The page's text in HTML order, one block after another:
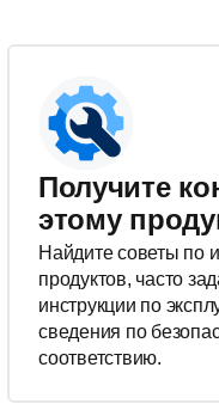
Получите
этому
Найдите советы по
продуктов, часто
инструкции по
сведения по
соответствию.